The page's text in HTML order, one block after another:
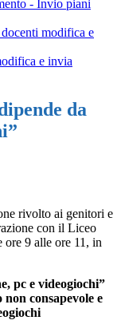
- Invio piani
modifica e
e invia
da
rivolto ai genitori e
con il Liceo
ore 9 alle ore 11, in
pc e videogiochi”
consapevole e